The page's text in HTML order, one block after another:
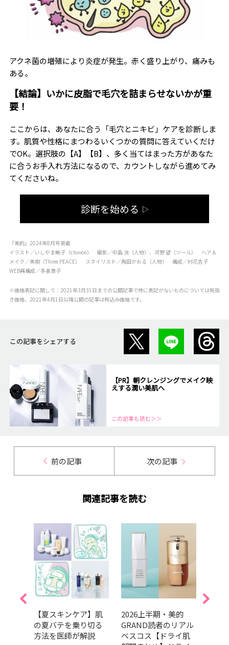
アクネ菌の増殖により炎症が発生。赤く盛り上がり、痛みも
ある。
【結論】いかに皮脂で毛穴を詰まらせないかが重
要！
ここからは、あなたに合う「毛穴とニキビ」ケアを診断しま
す。肌質や性格にまつわるいくつかの質問に答えていくだけ
でOK。選択肢の【A】【B】、多く当てはまった方があなた
に合うお手入れ方法になるので、カウントしながら進めてみ
てくださいね。
診断を始める ▷
『美的』2024年8月号掲載
イラスト／いしやま暁子（chovon） 撮影／中島 洸（人物）、河野 望（ツール） ヘア＆
メイク／美樹（Three PEACE） スタイリスト／角田かおる（人物） 構成／村花杏子
WEB再構成／多喜景子
※価格表記に関して：2021年3月31日までの公開記事で特に表記がないものについては税抜
き価格、2021年4月1日以降公開の記事は税込み価格です。
この記事をシェアする
【PR】朝クレンジングでメイク映
えする潤い美肌へ
この記事も読む＞＞
前の記事 次の記事
関連記事を読む
【夏スキンケア】肌
の夏バテを乗り切る
方法を医師が解説
2026上半期・美的
GRAND読者のリアル
ベスコス【ドライ肌